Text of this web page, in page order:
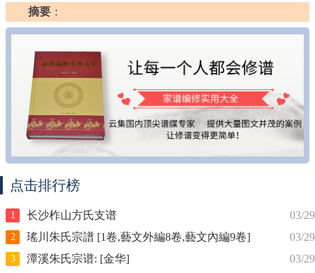
摘要 ：
点击排行榜
03/29
1
长沙柞山方氏支谱
03/29
2
瑤川朱氏宗譜 [1卷,藝文外編8卷,藝文內編9卷]
03/29
3
潭溪朱氏宗谱: [金华]